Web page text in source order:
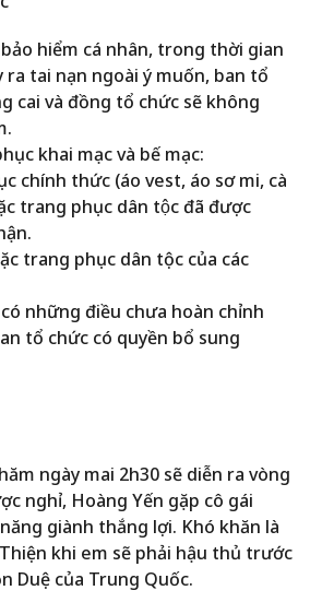
hiểm cá nhân, trong thời gian
ra tai nạn ngoài ý muốn, ban tổ
cai và đồng tổ chức sẽ không
khai mạc và bế mạc:
chính thức (áo vest, áo sơ mi, cà
trang phục dân tộc đã được
trang phục dân tộc của các
những điều chưa hoàn chỉnh
tổ chức có quyền bổ sung
ngày mai 2h30 sẽ diễn ra vòng
nghỉ, Hoàng Yến gặp cô gái
giành thắng lợi. Khó khăn là
khi em sẽ phải hậu thủ trước
Duệ của Trung Quốc.